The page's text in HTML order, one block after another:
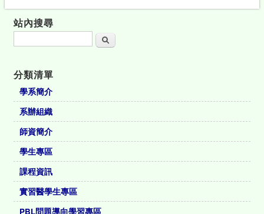
站內搜尋
搜尋
分類清單
學系簡介
系辦組織
師資簡介
學生專區
課程資訊
實習醫學生專區
PBL問題導向學習專區